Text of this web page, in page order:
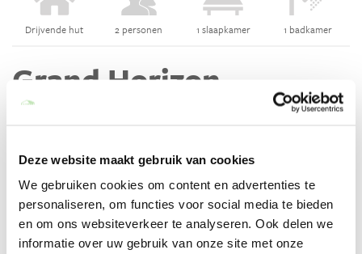
Deze website maakt gebruik van cookies
We gebruiken cookies om content en advertenties te
personaliseren, om functies voor social media te bieden
en om ons websiteverkeer te analyseren. Ook delen we
informatie over uw gebruik van onze site met onze
Drijvende hut 2 personen 1 slaapkamer 1 badkamer
Grand Horizon
Heb je even zin om lekker bij te praten en te genieten van rust en
Gebouwd op palen, met zijn unieke en ongelooflijke architectuur
huisje helemaal fantastisch maakt is de privé hottub.
Lees meer